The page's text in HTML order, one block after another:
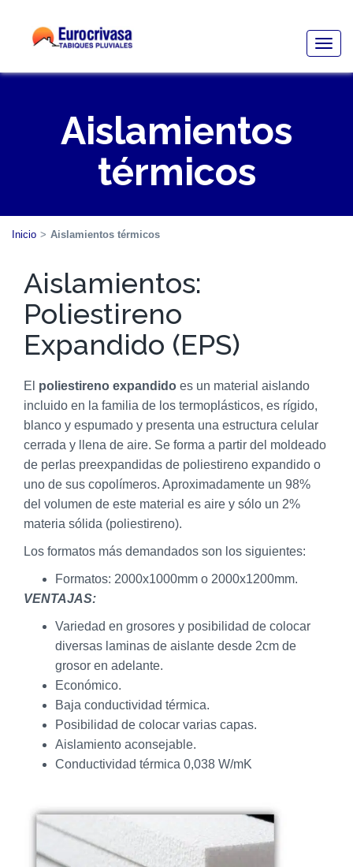
Aislamientos
térmicos
Inicio > Aislamientos térmicos
Aislamientos:
Poliestireno
Expandido (EPS)
El poliestireno expandido es un material aislando
incluido en la familia de los termoplásticos, es rígido,
blanco y espumado y presenta una estructura celular
cerrada y llena de aire. Se forma a partir del moldeado
de perlas preexpandidas de poliestireno expandido o
uno de sus copolímeros. Aproximadamente un 98%
del volumen de este material es aire y sólo un 2%
materia sólida (poliestireno).
Los formatos más demandados son los siguientes:
Formatos: 2000x1000mm o 2000x1200mm.
VENTAJAS:
Variedad en grosores y posibilidad de colocar
diversas laminas de aislante desde 2cm de
grosor en adelante.
Económico.
Baja conductividad térmica.
Posibilidad de colocar varias capas.
Aislamiento aconsejable.
Conductividad térmica 0,038 W/mK